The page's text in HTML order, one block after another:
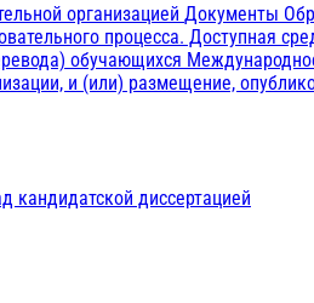
организацией Документы
процесса. Доступная
обучающихся
и (или) размещение,
кандидатской диссертацией